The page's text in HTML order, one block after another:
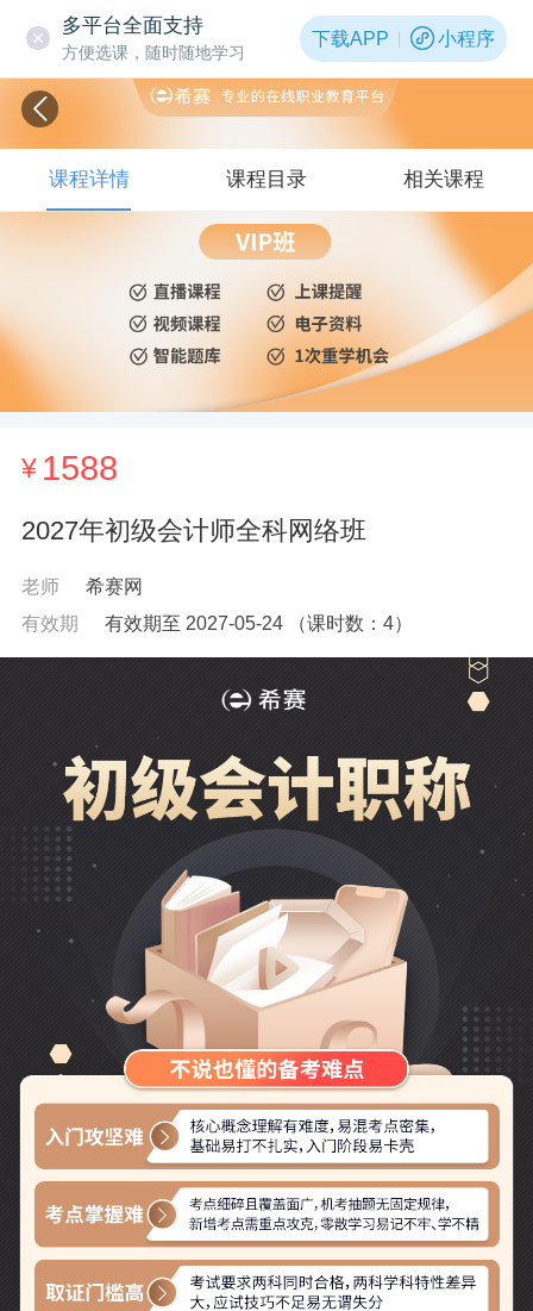
多平台全面支持
方便选课，随时随地学习
下载APP 小程序
¥ 1588
2027年初级会计师全科网络班
老师
希赛网
有效期
有效期至 2027-05-24（课时数： 4）
课程详情 课程目录 相关课程